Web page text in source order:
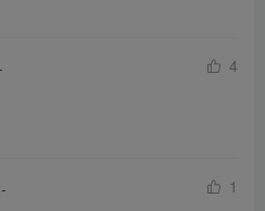
4
1